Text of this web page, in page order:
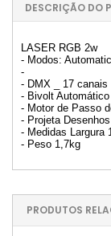
DESCRIÇÃO DO
LASER RGB 2w
- Modos:
-
- DMX _ 17 canais
- Bivolt Automático
- Motor de Passo
- Projeta
- Medidas Largura
- Peso 1,7kg
PRODUTOS